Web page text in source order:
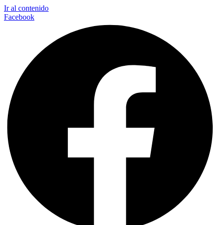
Ir al contenido
Facebook